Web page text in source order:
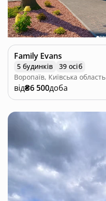
Family Evans
5 будинків
39 осіб
Воропаїв, Київська область
від₴6 500доба